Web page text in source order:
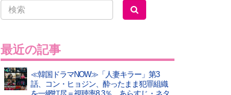
最近の記事
≪韓国ドラマNOW≫「人妻キラー」第3
話、コン・ヒョジン、酔ったまま犯罪組織